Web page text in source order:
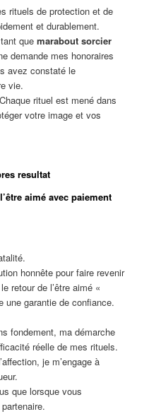
rituels de protection et de
et durablement.
que marabout sorcier
demande mes honoraires
avez constaté le
vie.
rituel est mené dans
votre image et vos
resultat
aimé avec paiement
honnête pour faire revenir
retour de l’être aimé «
une garantie de confiance.
fondement, ma démarche
réelle de mes rituels.
je m’engage à
que lorsque vous